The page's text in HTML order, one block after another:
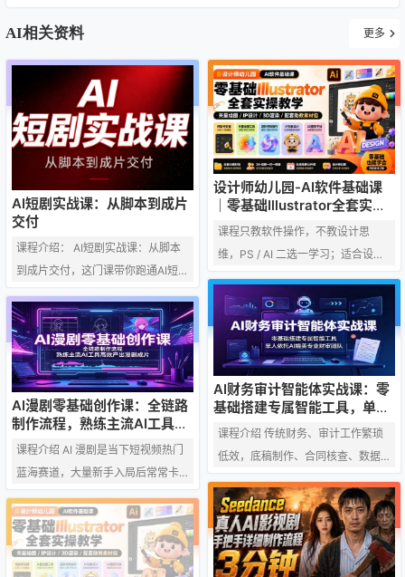
AI相关资料 更多
AI短剧实战课：从脚本到成片
交付
课程介绍： AI短剧实战课：从脚本
到成片交付，这门课带你跑通AI短
剧-AI漫剧全流程！从建立高效视频
工作流、提升AI审美入手，系统拆解
爆款逻辑，手把手教你用AI完成文案
创作、角色三视图、场景道具与分
镜设计。深度进阶LibTV实操，涵盖
角色资产设定、站位锁定、导演台
运镜及提示词优化，解决角色跳
变、画面割裂等核心痛点。无论你
是想入局短剧的新手，还是寻求提
效的视频从业者，都能掌握从脚本
构思到成片交付的标…
设计师幼儿园-AI软件基础课
｜零基础Illustrator全套实
操，矢量绘图IP3D渲染配套助
教素材包
课程只教软件操作，不教设计思
维，PS / AI 二选一学习；适合设计
行业零基础、不会软件操作的新
人，有基础人群不推荐报名。 一、
常见问答 Q：只教软件是什么软
件？ A：PS或者AI，2选1 Q：为什
么只卖99，有没有套路？ A：这个
课只教软件，不教设计，软件课只
值99 Q：有基础的能不能报名？
A：这个课只适合刚踏入设计行业，
没有基础不会软件操作技能的人
群。有基础的别来 Q：学完我能达
到什么水平？…
AI财务审计智能体实战课：零
基础搭建专属智能工具，单人
依托AI媲美专业财审团队
课程介绍 传统财务、审计工作繁琐
低效，底稿制作、合同核查、数据
错、效率难提升。本套 AI Agent 实
战落地课专为财审从业者打造，无
需编程基础，从零教学智能体搭
建、工具安装、插件配置全流程。
AI漫剧零基础创作课：全链路
制作流程，熟练主流AI工具高
效产出漫剧成片
课程介绍 AI 漫剧是当下短视频热门
蓝海赛道，大量新手入局后常常卡
在流程混乱、画面模糊、动态制作
困难、配乐生硬等问题上。本套 AI
漫剧课程从基础创作流程切入，循
序渐进讲解剪辑手法、时间轴把